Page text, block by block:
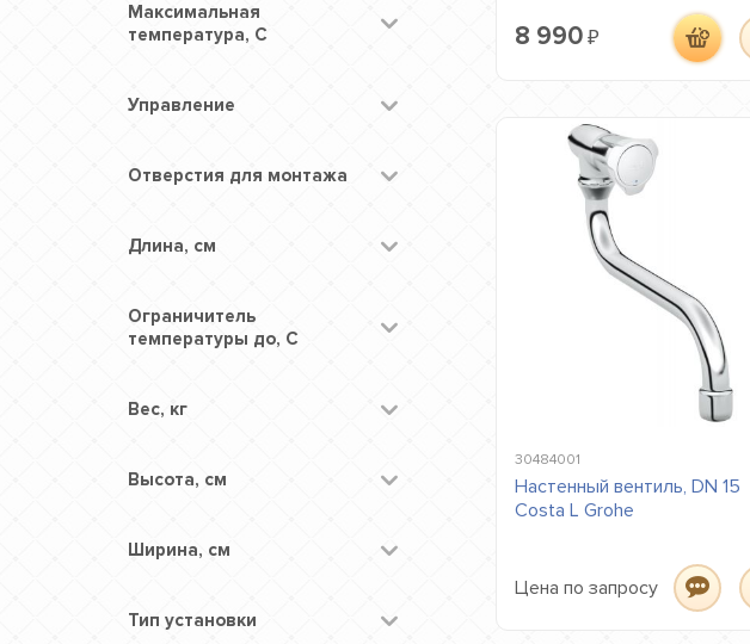
Максимальная
температура, С
Управление
Отверстия для монтажа
Длина, см
Ограничитель
температуры до, С
Вес, кг
Высота, см
Ширина, см
Тип установки
8 990₽
30484001
Настенный вентиль, DN 15
Costa L Grohe
Цена по запросу